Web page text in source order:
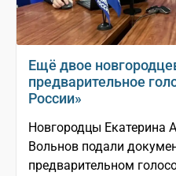
Ещё двое
предварительное
России»
Новгородцы Екатерина
Вольнов подали
предварительном